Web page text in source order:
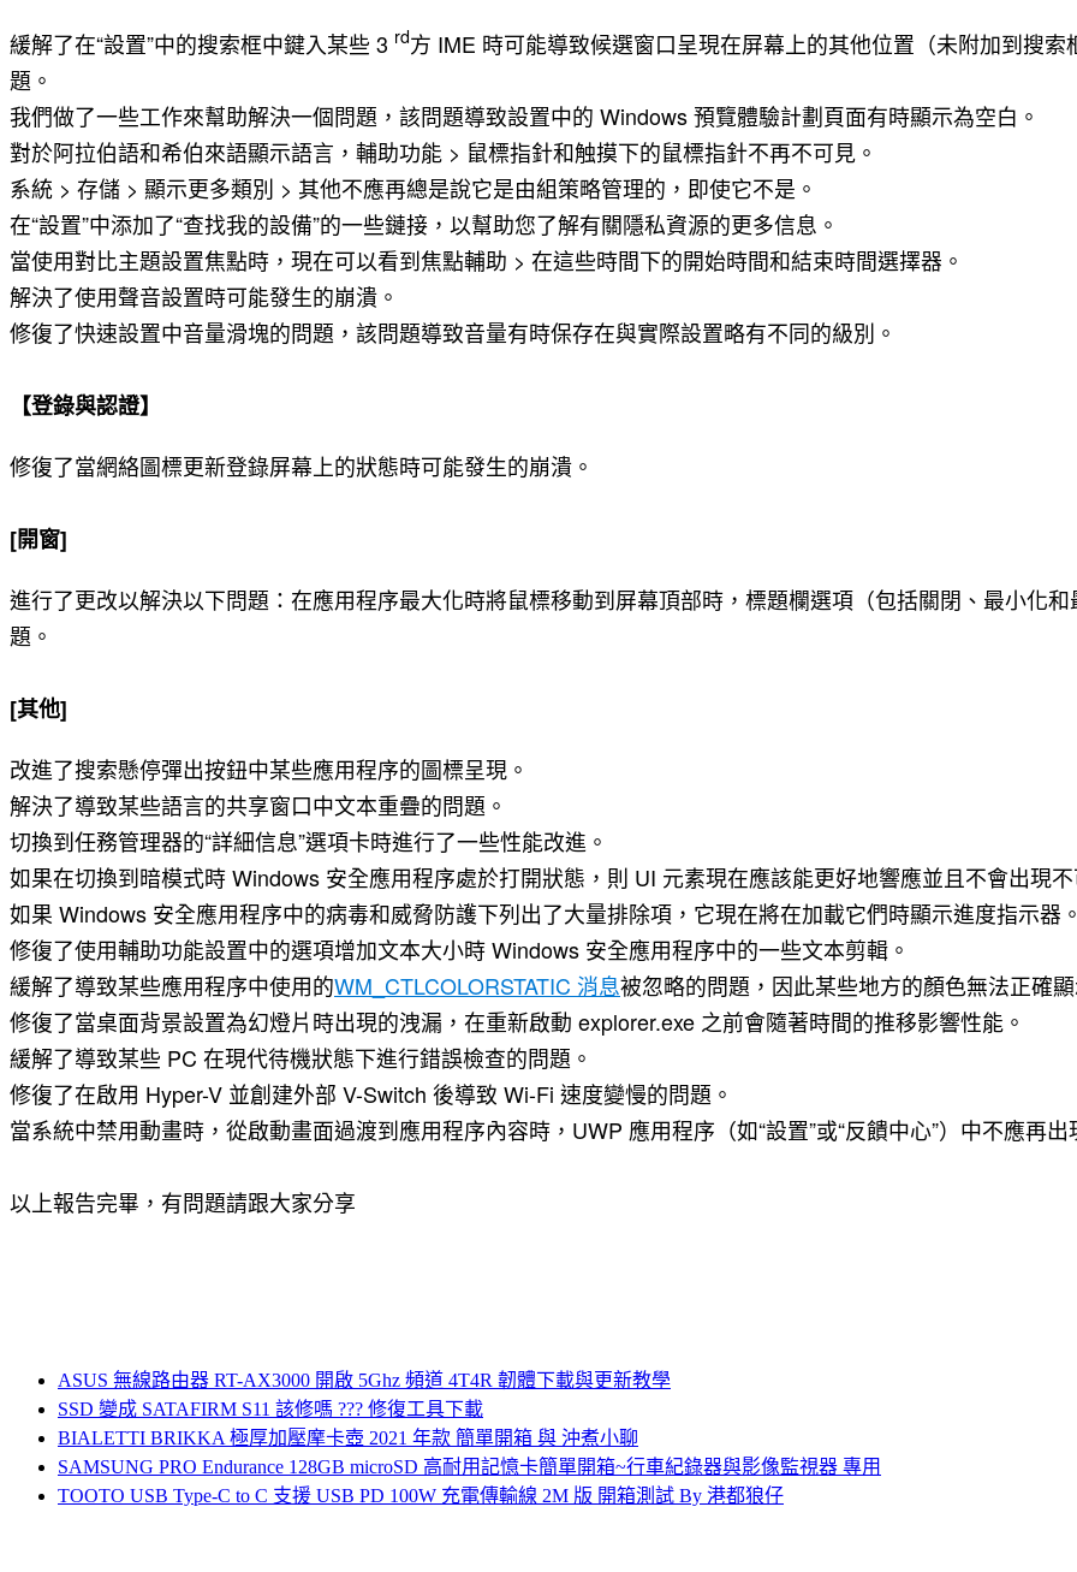
緩解了在“設置”中的搜索框中鍵入某些 3 rd方 IME 時可能導致候選窗口呈現在屏幕上的其他位置（未附加到搜
題。
我們做了一些工作來幫助解決一個問題，該問題導致設置中的 Windows 預覽體驗計劃頁面有時顯示為空白。
對於阿拉伯語和希伯來語顯示語言，輔助功能 > 鼠標指針和触摸下的鼠標指針不再不可見。
系統 > 存儲 > 顯示更多類別 > 其他不應再總是說它是由組策略管理的，即使它不是。
在“設置”中添加了“查找我的設備”的一些鏈接，以幫助您了解有關隱私資源的更多信息。
當使用對比主題設置焦點時，現在可以看到焦點輔助 > 在這些時間下的開始時間和結束時間選擇器。
解決了使用聲音設置時可能發生的崩潰。
修復了快速設置中音量滑塊的問題，該問題導致音量有時保存在與實際設置略有不同的級別。
【登錄與認證】
修復了當網絡圖標更新登錄屏幕上的狀態時可能發生的崩潰。
[開窗]
進行了更改以解決以下問題：在應用程序最大化時將鼠標移動到屏幕頂部時，標題欄選項（包括關閉、最小化
題。
[其他]
改進了搜索懸停彈出按鈕中某些應用程序的圖標呈現。
解決了導致某些語言的共享窗口中文本重疊的問題。
切換到任務管理器的“詳細信息”選項卡時進行了一些性能改進。
如果在切換到暗模式時 Windows 安全應用程序處於打開狀態，則 UI 元素現在應​​該能更好地響應並且不會出現不
如果 Windows 安全應用程序中的病毒和威脅防護下列出了大量排除項，它現在將在加載它們時顯示進度指示器。
修復了使用輔助功能設置中的選項增加文本大小時 Windows 安全應用程序中的一些文本剪輯。
緩解了導致某些應用程序中使用的WM_CTLCOLORSTATIC 消息被忽略的問題，因此某些地方的顏色無法正確顯
修復了當桌面背景設置為幻燈片時出現的洩漏，在重新啟動 explorer.exe 之前會隨著時間的推移影響性能。
緩解了導致某些 PC 在現代待機狀態下進行錯誤檢查的問題。
修復了在啟用 Hyper-V 並創建外部 V-Switch 後導致 Wi-Fi 速度變慢的問題。
當系統中禁用動畫時，從啟動畫面過渡到應用程序內容時，UWP 應用程序（如“設置”或“反饋中心”）中不應再出
以上報告完畢，有問題請跟大家分享
ASUS 無線路由器 RT-AX3000 開啟 5Ghz 頻道 4T4R 韌體下載與更新教學
SSD 變成 SATAFIRM S11 該修嗎 ??? 修復工具下載
BIALETTI BRIKKA 極厚加壓摩卡壺 2021 年款 簡單開箱 與 沖煮小聊
SAMSUNG PRO Endurance 128GB microSD 高耐用記憶卡簡單開箱~行車紀錄器與影像監視器 專用
TOOTO USB Type-C to C 支援 USB PD 100W 充電傳輸線 2M 版 開箱測試 By 港都狼仔